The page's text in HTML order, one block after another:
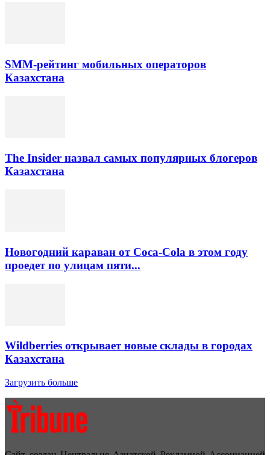
SMM-рейтинг мобильных операторов
Казахстана
The Insider назвал самых популярных блогеров
Казахстана
Новогодний караван от Coca-Cola в этом году
проедет по улицам пяти...
Wildberries открывает новые склады в городах
Казахстана
Загрузить больше